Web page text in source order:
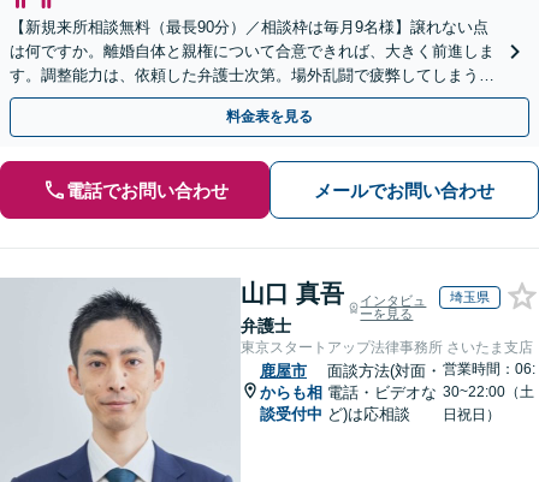
【新規来所相談無料（最長90分）／相談枠は毎月9名様】譲れない点
は何ですか。離婚自体と親権について合意できれば、大きく前進しま
す。調整能力は、依頼した弁護士次第。場外乱闘で疲弊してしまう前
に、私に任せてみませんか。
料金表を見る
電話でお問い合わせ メールでお問い合わせ
山口 真吾
弁護士
インタビュ
ーを見る
埼玉県
東京スタートアップ法律事務所 さいたま支店
鹿屋市
からも相
談受付中
面談方法(対面・
電話・ビデオな
ど)は応相談
営業時間：06:
30~22:00（土
日祝日）